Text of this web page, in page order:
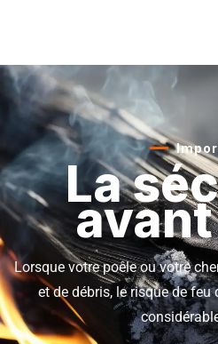
La
Lorsque votre poêle ou votre
et de débris, le risque de feu